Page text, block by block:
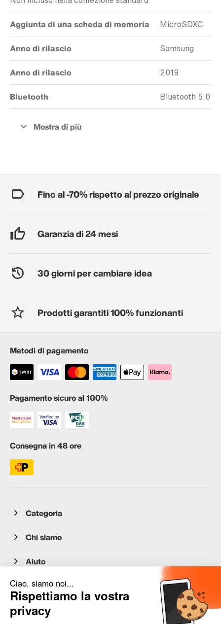
Aggiunta di una scheda di memoria MicroSDXC
Anno di rilascio Samsung
Anno di rilascio 2019
Bluetooth Bluetooth 5.0
Fino al -70% rispetto al prezzo originale
Garanzia di 24 mesi
30 giorni per cambiare idea
Prodotti garantiti 100% funzionanti
Metodi di pagamento
Pagamento sicuro al 100%
Consegna in 48 ore
Categoria
Chi siamo
Aiuto
Servizio clienti
occasion.migros.mobile@recommerce.com